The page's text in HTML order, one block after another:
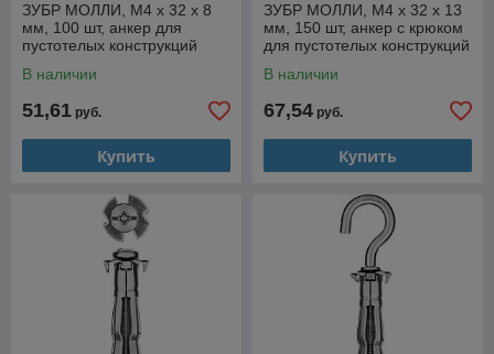
ЗУБР МОЛЛИ, М4 х 32 х 8
мм, 100 шт, анкер для
пустотелых конструкций
В наличии
51,61 руб.
Купить
ЗУБР МОЛЛИ, М4 х 32 х 13
мм, 150 шт, анкер с крюком
для пустотелых конструкций
В наличии
67,54 руб.
Купить